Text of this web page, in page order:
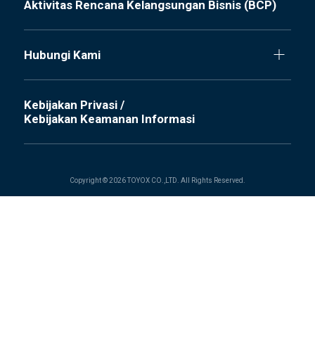
Aktivitas Rencana Kelangsungan Bisnis (BCP)
Hubungi Kami
Kebijakan Privasi /
Kebijakan Keamanan Informasi
Copyright © 2026 TOYOX CO.,LTD. All Rights Reserved.